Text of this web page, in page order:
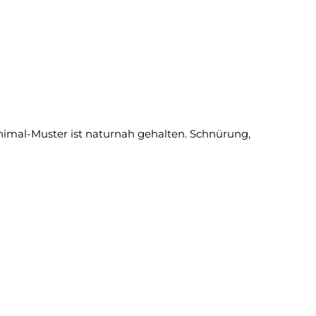
Muster ist naturnah gehalten. Schnürung,